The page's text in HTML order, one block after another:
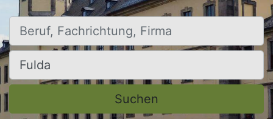
Beruf, Fachrichtung, Firma
Ort, Stadt
Suchen